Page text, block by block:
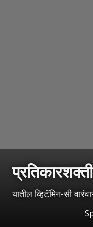
यातील व्हिटॅमिन-सी